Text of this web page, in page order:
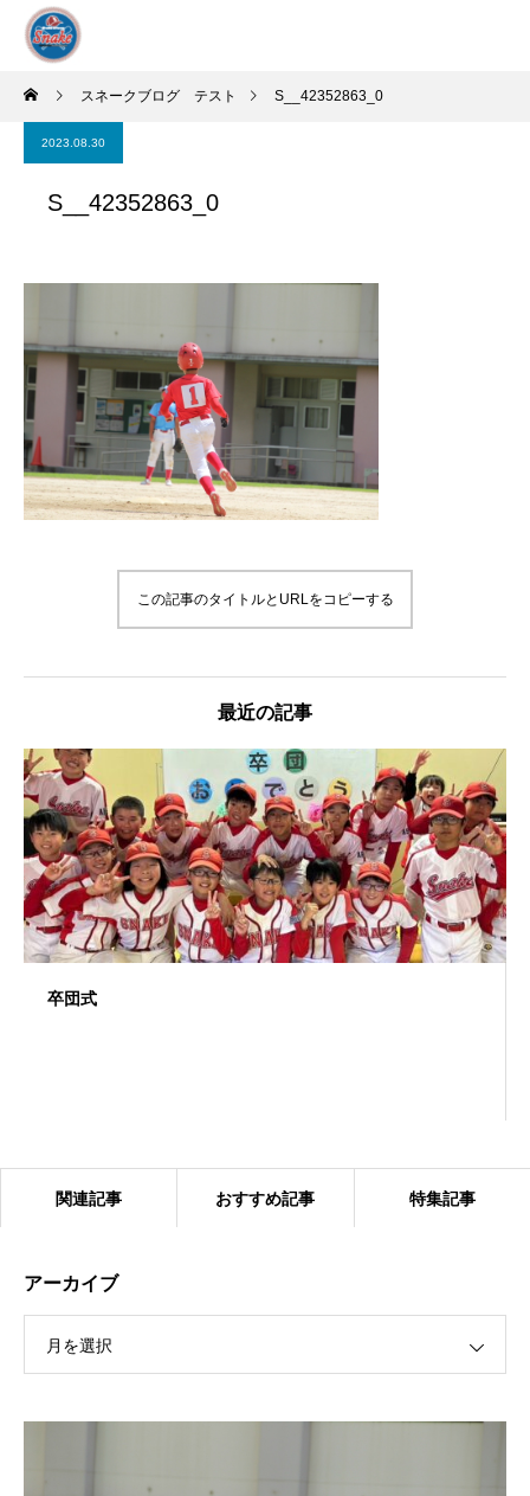
スネークブログ テスト S__42352863_0
2023.08.30
S__42352863_0
この記事のタイトルとURLをコピーする
最近の記事
卒団式
2024.1.27 ベアーズ合同練習
関連記事 おすすめ記事 特集記事
アーカイブ
月を選択